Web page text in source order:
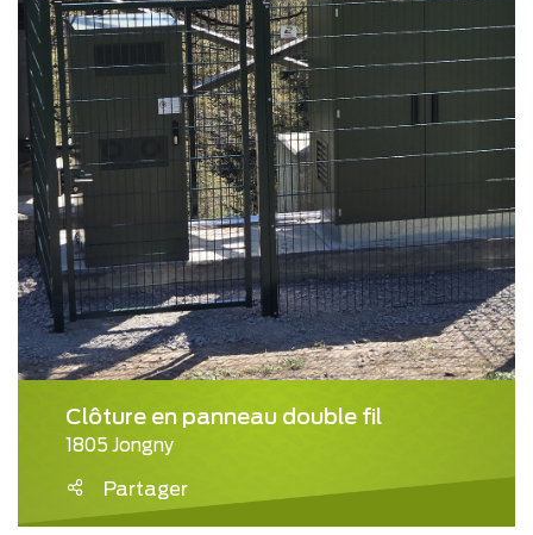
Clôture en panneau double fil
1805 Jongny
Partager